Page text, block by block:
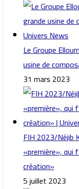
Le Groupe
usine de
31 mars 2023
FIH 2023/Néjib
«première», qui
création»
5 juillet 2023